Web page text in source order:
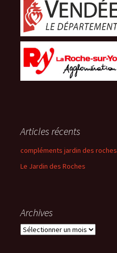
Articles récents
compléments jardin des roches
Le Jardin des Roches
Archives
Archives